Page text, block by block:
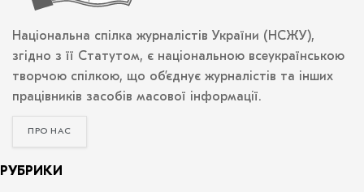
Національна спілка журналістів України (НСЖУ),
згідно з її Статутом, є національною всеукраїнською
творчою спілкою, що об’єднує журналістів та інших
працівників засобів масової інформації.
ПРО НАС
РУБРИКИ